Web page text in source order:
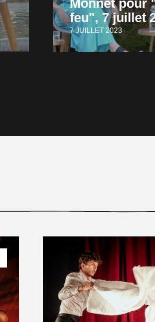
Monnet pour
feu", 7 juillet
7 JUILLET 2023